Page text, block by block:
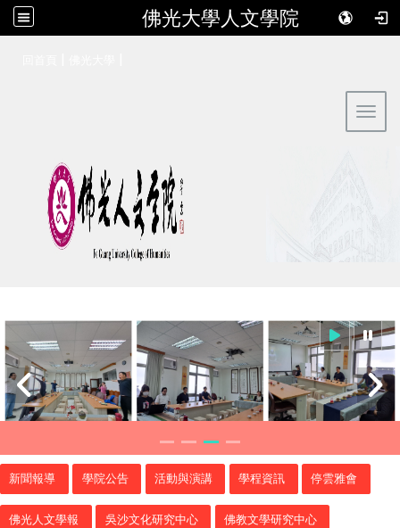
佛光大學人文學院
新聞報導 學院公告 活動與演講 學程資訊 停雲雅會
佛光人文學報 吳沙文化研究中心 佛教文學研究中心